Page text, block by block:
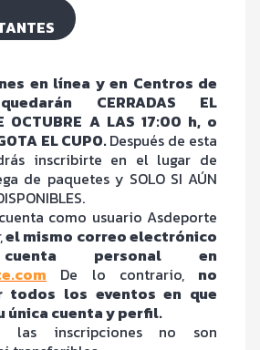
en línea y en Centros de
CERRADAS EL
OCTUBRE A LAS 17:00 h, o
EL CUPO.Después de esta
inscribirte en el lugar de
de paquetes y SOLO SI AÚN
como usuario Asdeporte
el mismo correo electrónico
personal en
De lo contrario, no
todos los eventos en que
única cuenta y perfil.
las inscripciones no son